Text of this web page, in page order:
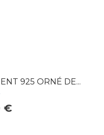
925 ORNÉ DE...
€